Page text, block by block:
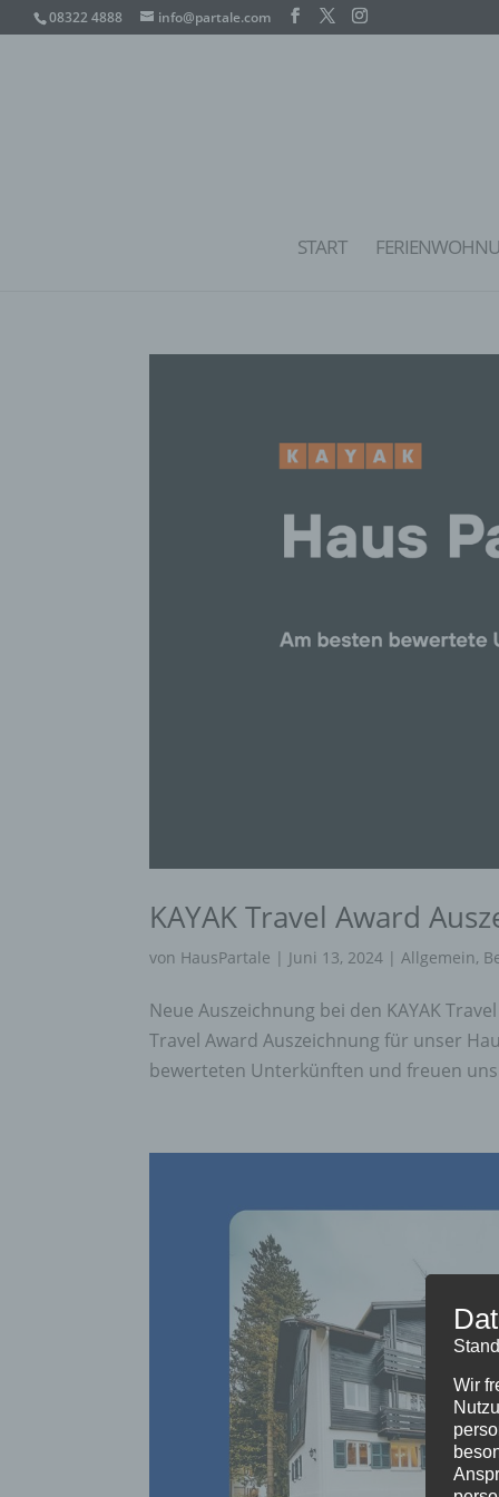
08322 4888 info@partale.com
START
KAYAK Travel Award
von HausPartale | Juni 13, 2024 | Allgemein,
Neue Auszeichnung bei den KAYAK
Travel Award Auszeichnung für unser
bewerteten Unterkünften und freuen
Wir